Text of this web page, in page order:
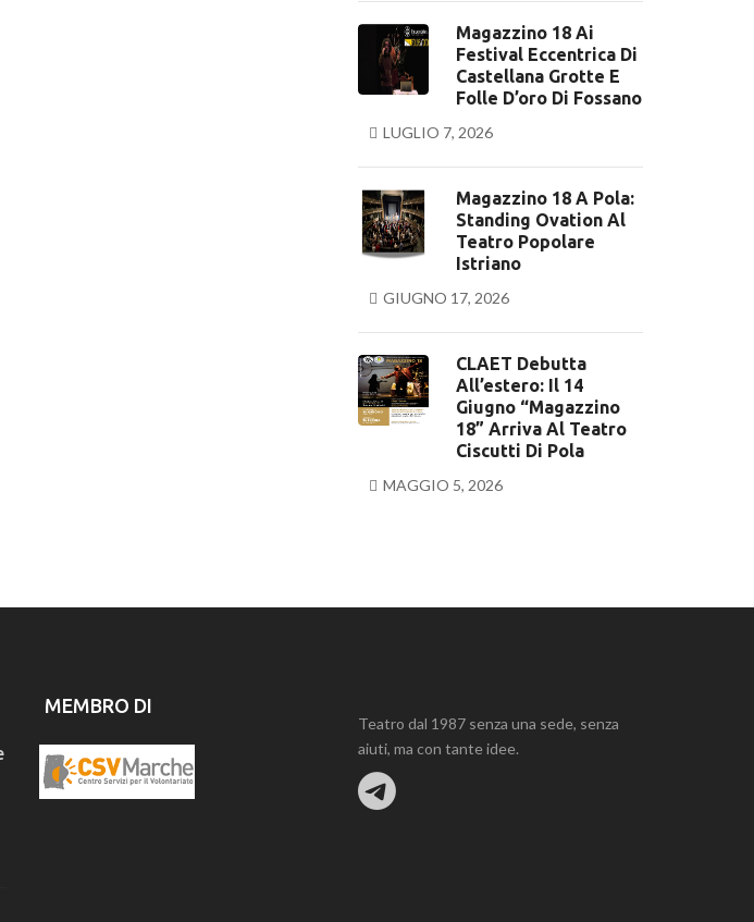
Magazzino 18 Ai
Festival Eccentrica Di
Castellana Grotte E
Folle D’oro Di Fossano
LUGLIO 7, 2026
Magazzino 18 A Pola:
Standing Ovation Al
Teatro Popolare
Istriano
GIUGNO 17, 2026
CLAET Debutta
All’estero: Il 14
Giugno “Magazzino
18” Arriva Al Teatro
Ciscutti Di Pola
MAGGIO 5, 2026
MEMBRO DI
Teatro dal 1987 senza una sede, senza
aiuti, ma con tante idee.